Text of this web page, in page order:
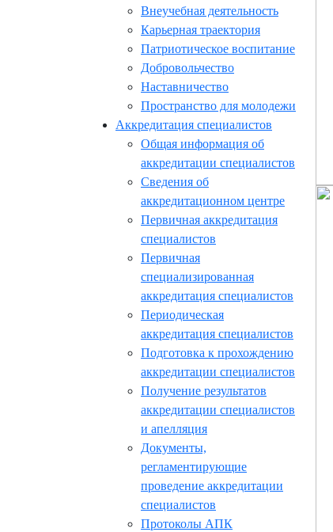
Внеучебная деятельность
Карьерная траектория
Патриотическое воспитание
Добровольчество
Наставничество
Пространство для молодежи
Аккредитация специалистов
Общая информация об
аккредитации специалистов
Сведения об
аккредитационном центре
Первичная аккредитация
специалистов
Первичная
специализированная
аккредитация специалистов
Периодическая
аккредитация специалистов
Подготовка к прохождению
аккредитации специалистов
Получение результатов
аккредитации специалистов
и апелляция
Документы,
регламентирующие
проведение аккредитации
специалистов
Протоколы АПК